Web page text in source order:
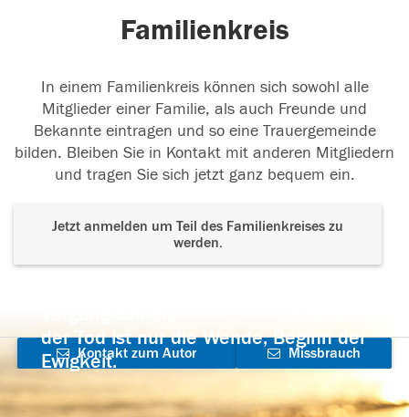
Familienkreis
In einem Familienkreis können sich sowohl alle
Mitglieder einer Familie, als auch Freunde und
Bekannte eintragen und so eine Trauergemeinde
bilden. Bleiben Sie in Kontakt mit anderen Mitgliedern
und tragen Sie sich jetzt ganz bequem ein.
Jetzt anmelden um Teil des Familienkreises zu
werden.
der Tod ist nur die Wende, Beginn der
Ewigkeit.
Kontakt zum Autor
aufnehmen
Missbrauch